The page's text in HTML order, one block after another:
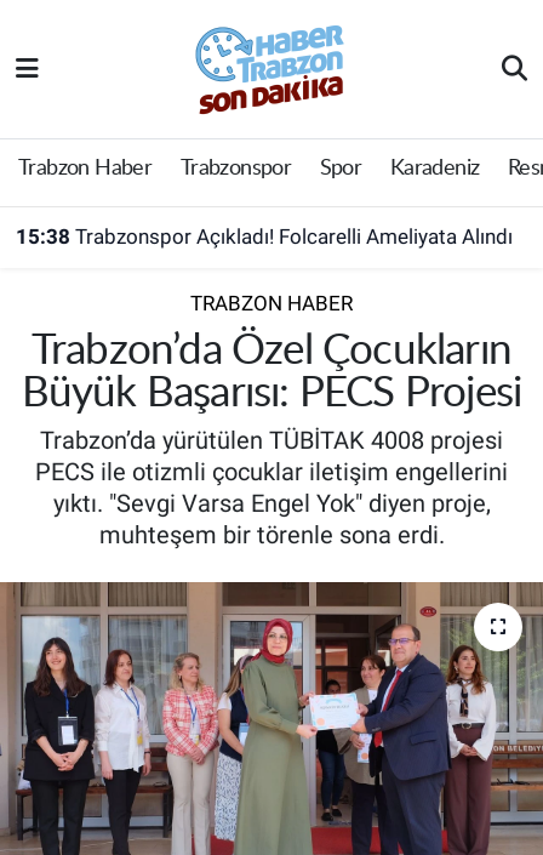
Trabzon Haber Trabzonspor Spor Karadeniz
15:38 Trabzonspor Açıkladı! Folcarelli Ameliyata Alındı
TRABZON HABER
Trabzon’da Özel Çocukların
Büyük Başarısı: PECS Projesi
Trabzon’da yürütülen TÜBİTAK 4008 projesi
PECS ile otizmli çocuklar iletişim engellerini
yıktı. "Sevgi Varsa Engel Yok" diyen proje,
muhteşem bir törenle sona erdi.
Trabzon Haber
Trabzonspor
Resmi Reklam
Yazarlar
Perde Arkası
Trabzon Nöbetçi Eczaneler
Trabzon Hava Durumu
Süper Lig Puan Durumu ve Fikstür
Tüm Manşetler
Son Dakika Haberleri
Haber Arşivi